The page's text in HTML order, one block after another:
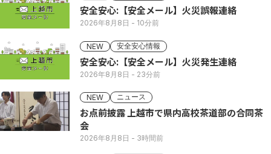
安全安心:【安全メール】火災誤報連絡
2026年8月8日 - 10分前
NEW 安全安心情報
安全安心:【安全メール】火災発生連絡
2026年8月8日 - 23分前
NEW ニュース
お点前披露 上越市で県内高校茶道部の合同茶
会
2026年8月8日 - 3時間前